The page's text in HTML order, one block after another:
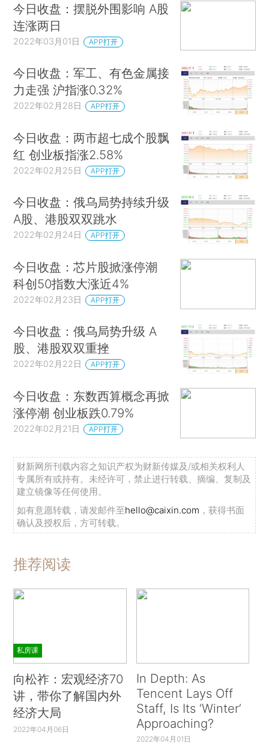
今日收盘：摆脱外围影响 A股
连涨两日
2022年03月01日 APP打开
今日收盘：军工、有色金属接
力走强 沪指涨0.32%
2022年02月28日 APP打开
今日收盘：两市超七成个股飘
红 创业板指涨2.58%
2022年02月25日 APP打开
今日收盘：俄乌局势持续升级
A股、港股双双跳水
2022年02月24日 APP打开
今日收盘：芯片股掀涨停潮
科创50指数大涨近4%
2022年02月23日 APP打开
今日收盘：俄乌局势升级 A
股、港股双双重挫
2022年02月22日 APP打开
今日收盘：东数西算概念再掀
涨停潮 创业板跌0.79%
2022年02月21日 APP打开
财新网所刊载内容之知识产权为财新传媒及/或相关权利人
专属所有或持有。未经许可，禁止进行转载、摘编、复制及
建立镜像等任何使用。
如有意愿转载，请发邮件至hello@caixin.com ，获得书面
确认及授权后，方可转载。
推荐阅读
私房课
向松祚：宏观经济70
讲，带你了解国内外
经济大局
2022年04月06日
In Depth: As
Tencent Lays Off
Staff, Is Its ‘Winter’
Approaching?
2022年04月01日